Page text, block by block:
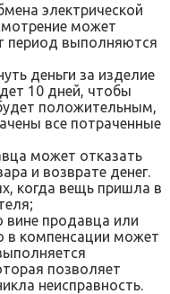
электрической
может
период выполняются
деньги за изделие
10 дней, чтобы
положительным,
все потраченные
может отказать
и возврате денег.
когда вещь пришла в
вине продавца или
в компенсации может
позволяет
неисправность.